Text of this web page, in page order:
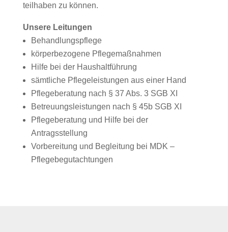
teilhaben zu können.
Unsere Leitungen
Behandlungspflege
körperbezogene Pflegemaßnahmen
Hilfe bei der Haushaltführung
sämtliche Pflegeleistungen aus einer Hand
Pflegeberatung nach § 37 Abs. 3 SGB XI
Betreuungsleistungen nach § 45b SGB XI
Pflegeberatung und Hilfe bei der
Antragsstellung
Vorbereitung und Begleitung bei MDK –
Pflegebegutachtungen